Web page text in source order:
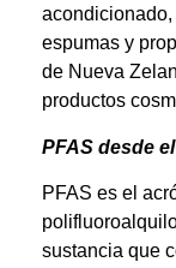
espumas y
de Nueva
productos
PFAS desde
PFAS es el
sustancia que